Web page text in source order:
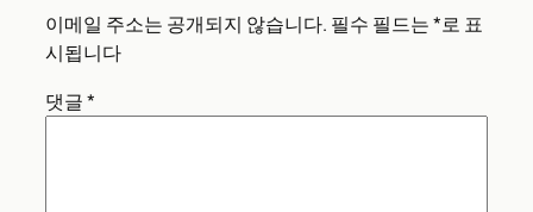
이메일 주소는 공개되지 않습니다. 필수 필드는*로 표
시됩니다
댓글*